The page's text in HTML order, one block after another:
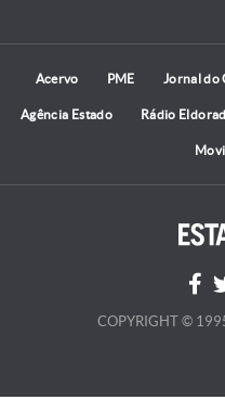
Acervo PME Jornal do
Agência Estado Rádio
COPYRIGHT ©